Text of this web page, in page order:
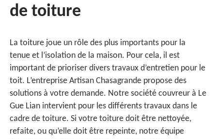
de toiture
La toiture joue un rôle des plus importants pour la
tenue et l’isolation de la maison. Pour cela, il est
important de prioriser divers travaux d’entretien pour le
toit. L’entreprise Artisan Chasagrande propose des
solutions à votre demande. Notre société couvreur à Le
Gue Lian intervient pour les différents travaux dans le
cadre de toiture. Si votre toiture doit être nettoyée,
refaite, ou qu’elle doit être repeinte, notre équipe